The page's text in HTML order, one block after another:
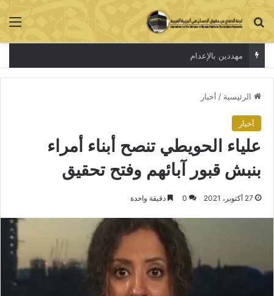
بحث عن
مهددين بالإعدام
الرئيسية / أخبار
أخبار
علياء الحويطي تنصح أبناء أمراء
بنبش قبور آبائهم وفتح تحقيق
27 أكتوبر، 2021 0 دقيقة واحدة